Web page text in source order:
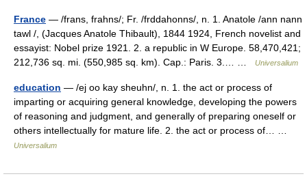
France — /frans, frahns/; Fr. /frddahonns/, n. 1. Anatole /ann nann
tawl /, (Jacques Anatole Thibault), 1844 1924, French novelist and
essayist: Nobel prize 1921. 2. a republic in W Europe. 58,470,421;
212,736 sq. mi. (550,985 sq. km). Cap.: Paris. 3.… …
Universalium
education — /ej oo kay sheuhn/, n. 1. the act or process of
imparting or acquiring general knowledge, developing the powers
of reasoning and judgment, and generally of preparing oneself or
others intellectually for mature life. 2. the act or process of… …
Universalium